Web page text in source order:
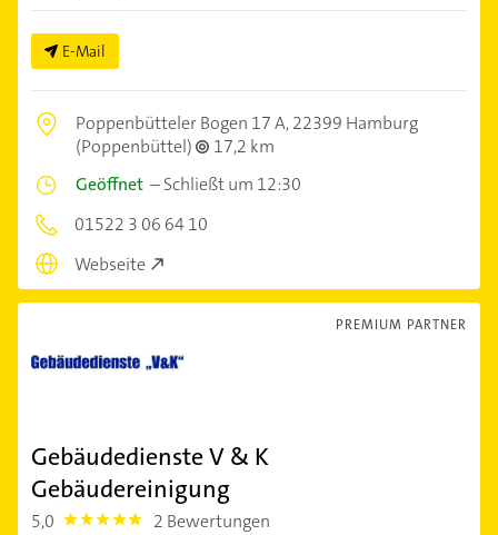
E-Mail
Poppenbütteler Bogen 17 A,22399 Hamburg
(Poppenbüttel)
17,2 km
Geöffnet –Schließt um 12:30
01522 3 06 64 10
Webseite
PREMIUM PARTNER
Gebäudedienste V & K
Gebäudereinigung
5,0 5.0 2 Bewertungen